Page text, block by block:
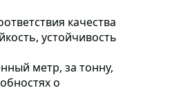
качества
устойчивость
метр, за тонну,
о